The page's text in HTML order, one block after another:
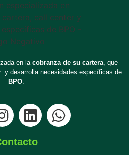
en la cobranza de su cartera, que
y desarrolla necesidades específicas de
BPO